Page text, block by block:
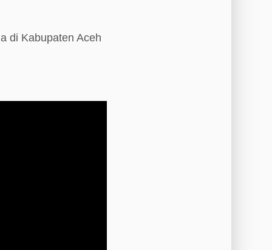
di Kabupaten Aceh